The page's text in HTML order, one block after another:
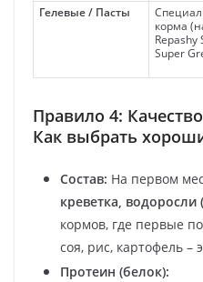
Гелевые / Пасты
корма
Repashy
Super
Правило 4:
Как выбрать
Состав: На первом
креветка, водоросли
кормов, где первые
соя, рис, картофель –
Протеин (белок):